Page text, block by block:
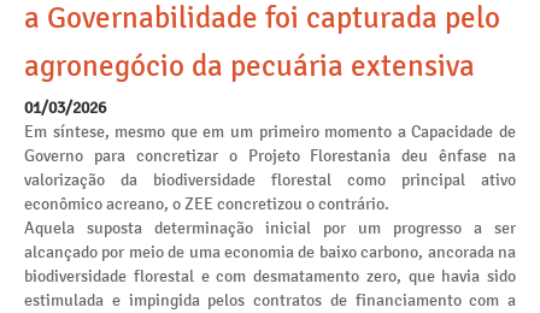
a Governabilidade foi capturada pelo
agronegócio da pecuária extensiva
01/03/2026
Em síntese, mesmo que em um primeiro momento a Capacidade de
Governo para concretizar o Projeto Florestania deu ênfase na
valorização da biodiversidade florestal como principal ativo
econômico acreano, o ZEE concretizou o contrário.
Aquela suposta determinação inicial por um progresso a ser
alcançado por meio de uma economia de baixo carbono, ancorada na
biodiversidade florestal e com desmatamento zero, que havia sido
estimulada e impingida pelos contratos de financiamento com a